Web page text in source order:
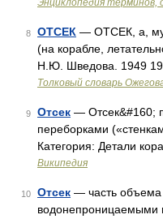
Энциклопедия терминов,
8 ОТСЕК — ОТСЕК, а,
(на корабле,
Н.Ю. Шведова. 1949
Толковый словарь
9 Отсек — Отсек&#160;
переборками
Категория: Детали
Википедия
10 Отсек — часть объема
водонепроницаемыми